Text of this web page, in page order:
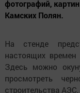
фотографий,
Камских Полян.
На стенде
настоящих
Здесь можно
просмотреть
строительства АЭС.